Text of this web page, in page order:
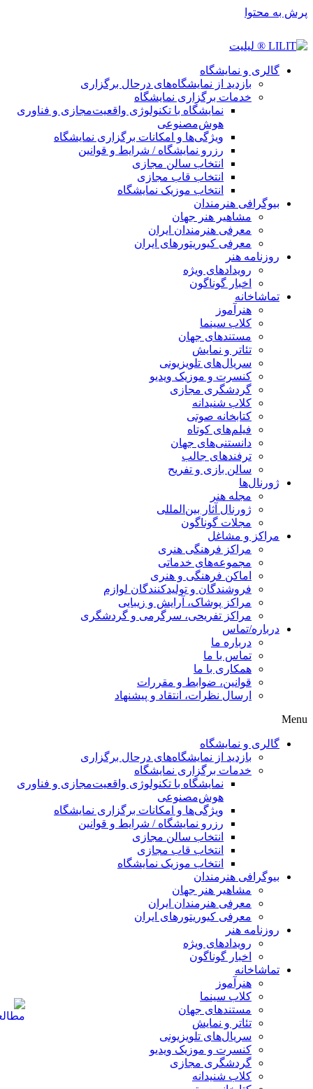
پرش به محتوا
گالری و نمایشگاه
بازدید از نمایشگاه‌های درحال برگزاری
خدمات برگزاری نمایشگاه
نمایشگاه با تکنولوژی واقعیت‌مجازی و فناوری
هوش‌مصنوعی
ویژگی‌ها و امکانات برگزاری نمایشگاه
رزرو نمایشگاه / شرایط و قوانین
انتخاب سالن مجازی
انتخاب قاب مجازی
انتخاب موزیک نمایشگاه
بیوگرافی هنرمندان
مشاهیر هنر جهان
معرفی هنرمندان ایران
معرفی کیوریتورهای ایران
روزنامه هنر
رویدادهای ویژه
اخبار گوناگون
تماشاخانه
هنرآموز
کلاب سینما
مستندهای جهان
تئاتر و نمایش
سریال‌های تلویزیونی
کنسرت و موزیک ویدیو
گردشگری مجازی
کلاب شنیدانه
کتابخانه صوتی
فیلم‌های کوتاه
دانستنی‌های جهان
ترفندهای جالب
سالن بازی و تفریح
ژورنال‌ها
مجله هنر
ژورنال آثار بین‌المللی
مجلات گوناگون
مراکز و مشاغل
مراکز فرهنگی هنری
مجموعه‌های خدماتی
اماکن فرهنگی و هنری
فروشندگان و تولیدکنندگان لوازم
مراکز پوشاک، آرایش و زیبایی
مراکز تفریحی، سرگرمی و گردشگری
درباره/تماس
درباره ما
تماس با ما
همکاری با ما
قوانین، ضوابط و مقررات
ارسال نظرات، انتقاد و پیشنهاد
Menu
گالری و نمایشگاه
بازدید از نمایشگاه‌های درحال برگزاری
خدمات برگزاری نمایشگاه
نمایشگاه با تکنولوژی واقعیت‌مجازی و فناوری
هوش‌مصنوعی
ویژگی‌ها و امکانات برگزاری نمایشگاه
رزرو نمایشگاه / شرایط و قوانین
انتخاب سالن مجازی
انتخاب قاب مجازی
انتخاب موزیک نمایشگاه
بیوگرافی هنرمندان
مشاهیر هنر جهان
معرفی هنرمندان ایران
معرفی کیوریتورهای ایران
روزنامه هنر
رویدادهای ویژه
اخبار گوناگون
تماشاخانه
هنرآموز
کلاب سینما
مستندهای جهان
تئاتر و نمایش
سریال‌های تلویزیونی
کنسرت و موزیک ویدیو
گردشگری مجازی
کلاب شنیدانه